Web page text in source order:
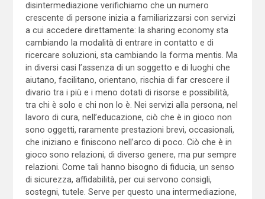
disintermediazione verifichiamo che un numero
crescente di persone inizia a familiarizzarsi con servizi
a cui accedere direttamente: la sharing economy sta
cambiando la modalità di entrare in contatto e di
ricercare soluzioni, sta cambiando la forma mentis. Ma
in diversi casi l’assenza di un soggetto e di luoghi che
aiutano, facilitano, orientano, rischia di far crescere il
divario tra i più e i meno dotati di risorse e possibilità,
tra chi è solo e chi non lo è. Nei servizi alla persona, nel
lavoro di cura, nell’educazione, ciò che è in gioco non
sono oggetti, raramente prestazioni brevi, occasionali,
che iniziano e finiscono nell’arco di poco. Ciò che è in
gioco sono relazioni, di diverso genere, ma pur sempre
relazioni. Come tali hanno bisogno di fiducia, un senso
di sicurezza, affidabilità, per cui servono consigli,
sostegni, tutele. Serve per questo una intermediazione,